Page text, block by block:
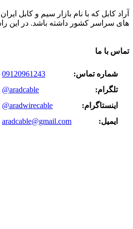
های سراسر کشور داشته باشد. در این
تماس با ما
شماره تماس:
09120961243
تلگرام:
@aradcable
اینستاگرام:
@aradwirecable
ایمیل:
aradcable@gmail.com